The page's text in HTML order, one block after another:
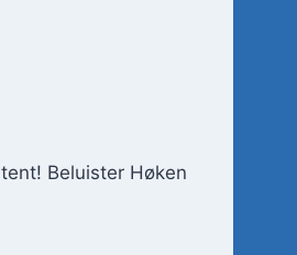
Beluister Høken